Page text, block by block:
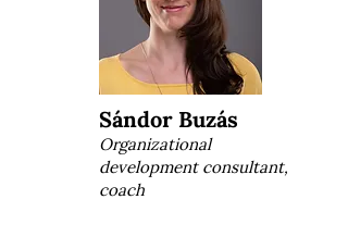
Sándor Buzás
Organizational
development consultant,
coach